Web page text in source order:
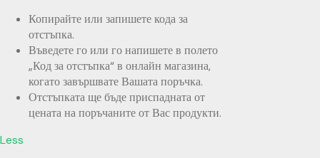
Копирайте или запишете кода за
отстъпка.
Въведете го или го напишете в полето
„Код за отстъпка“ в онлайн магазина,
когато завършвате Вашата поръчка.
Отстъпката ще бъде приспадната от
цената на поръчаните от Вас продукти.
Less